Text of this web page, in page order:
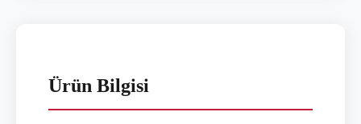
Ürün Bilgisi